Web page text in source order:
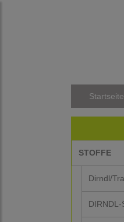
Startseite
STOFFE
Dirndl/